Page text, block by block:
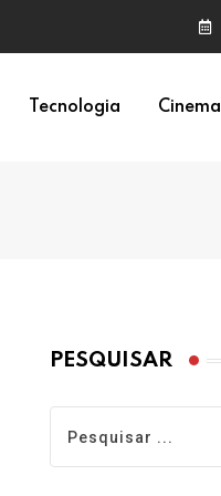
Tecnologia Cinema
PESQUISAR